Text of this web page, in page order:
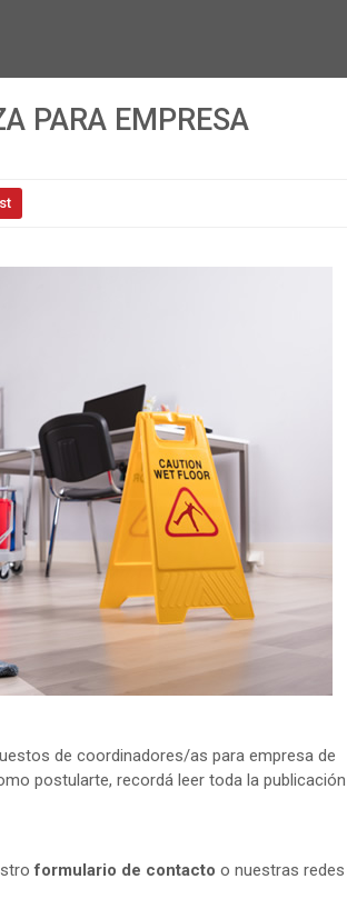
PARA EMPRESA
de coordinadores/as para empresa de
postularte, recordá leer toda la publicación
formulario de contacto o nuestras redes